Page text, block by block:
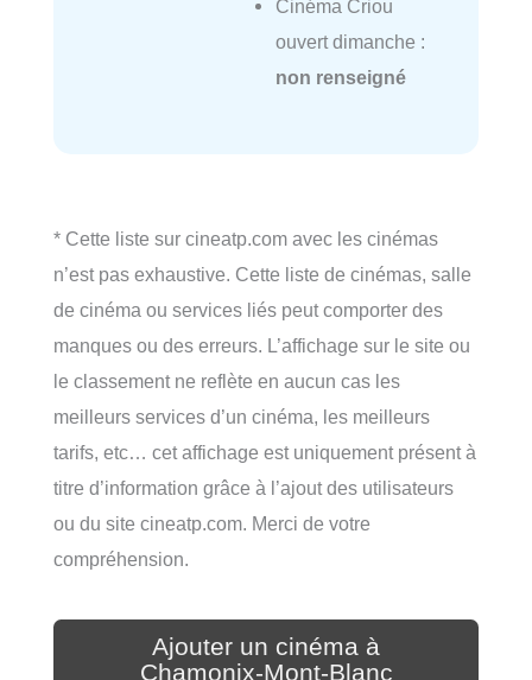
Cinéma Criou
ouvert dimanche :
non renseigné
* Cette liste sur cineatp.com avec les cinémas
n’est pas exhaustive. Cette liste de cinémas, salle
de cinéma ou services liés peut comporter des
manques ou des erreurs. L’affichage sur le site ou
le classement ne reflète en aucun cas les
meilleurs services d’un cinéma, les meilleurs
tarifs, etc… cet affichage est uniquement présent à
titre d’information grâce à l’ajout des utilisateurs
ou du site cineatp.com. Merci de votre
compréhension.
Ajouter un cinéma à
Chamonix-Mont-Blanc